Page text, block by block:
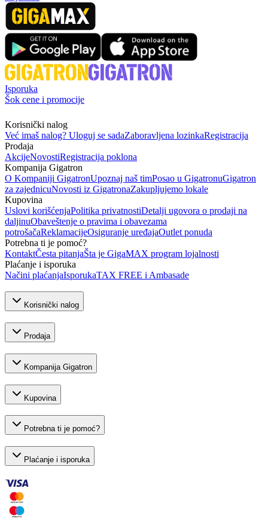
Isporuka
Šok cene i promocije
Korisnički nalog
Već imaš nalog? Uloguj se sadaZaboravljena lozinkaRegistracija
Prodaja
AkcijeNovostiRegistracija poklona
Kompanija Gigatron
O Kompaniji GigatronUpoznaj naš timPosao u GigatronuGigatron
za zajednicuNovosti iz GigatronaZakupljujemo lokale
Kupovina
Uslovi korišćenjaPolitika privatnostiDetalji ugovora o prodaji na
daljinuObaveštenje o pravima i obavezama
potrošačaReklamacijeOsiguranje uređajaOutlet ponuda
Potrebna ti je pomoć?
KontaktČesta pitanjaŠta je GigaMAX program lojalnosti
Plaćanje i isporuka
Načini plaćanjaIsporukaTAX FREE i Ambasade
Korisnički nalog
Prodaja
Kompanija Gigatron
Kupovina
Potrebna ti je pomoć?
Plaćanje i isporuka